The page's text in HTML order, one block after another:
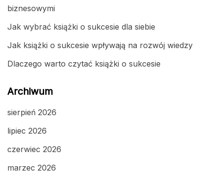
biznesowymi
Jak wybrać książki o sukcesie dla siebie
Jak książki o sukcesie wpływają na rozwój wiedzy
Dlaczego warto czytać książki o sukcesie
Archiwum
sierpień 2026
lipiec 2026
czerwiec 2026
marzec 2026